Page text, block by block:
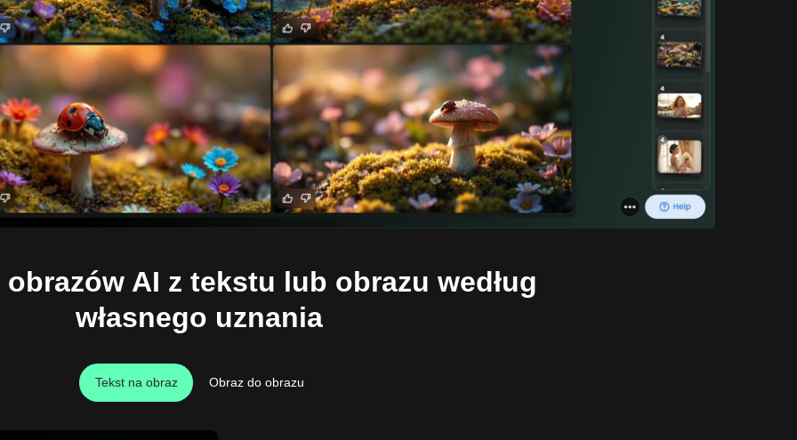
AI z tekstu lub obrazu według
własnego uznania
Tekst na obraz Obraz do obrazu